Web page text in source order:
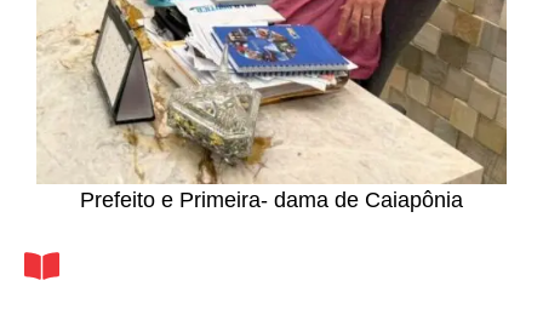
Prefeito e Primeira- dama de Caiapônia